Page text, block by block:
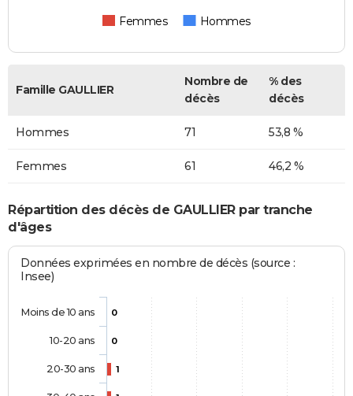
Femmes Hommes
Famille GAULLIER
Nombre de
décès
% des
décès
Hommes 71 53,8 %
Femmes 61 46,2 %
Répartition des décès de GAULLIER par tranche
d'âges
Données exprimées en nombre de décès (source :
Insee)
0
0
1
Moins de 10 ans
10-20 ans
20-30 ans